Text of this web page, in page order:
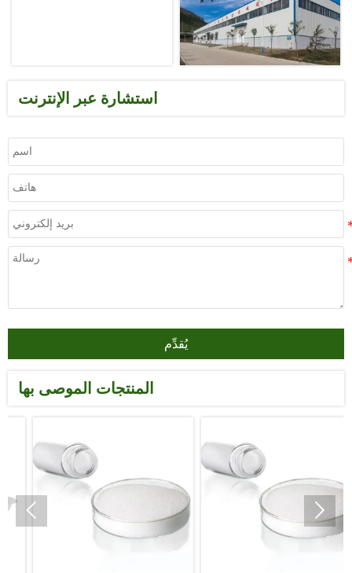
استشارة عبر الإنترنت
يُقدِّم
المنتجات الموصى بها
 